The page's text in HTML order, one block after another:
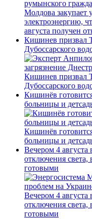
Молдова
электроэнергию,
августа получен
Кишинев призвал
Дубоссарского
Кишинев призвал
Дубоссарского
Кишинёв
больницы и
Кишинёв
больницы и
Вечером 4
отключения света,
готовыми
Вечером 4
отключения света,
готовыми